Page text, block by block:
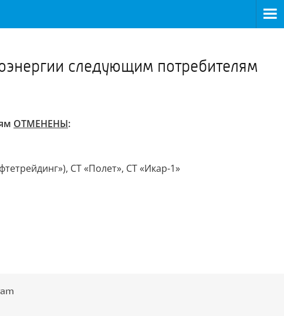
следующим потребителям
ОТМЕНЕНЫ:
СТ «Полет», СТ «Икар-1»